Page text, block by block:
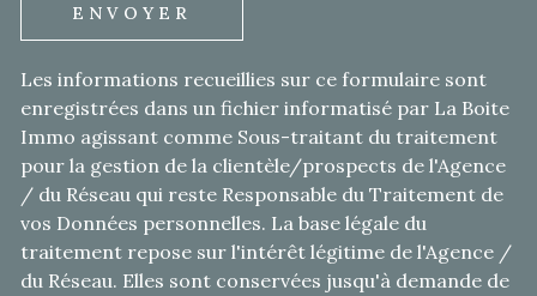
ENVOYER
Les informations recueillies sur ce formulaire sont
enregistrées dans un fichier informatisé par La Boite
Immo agissant comme Sous-traitant du traitement
pour la gestion de la clientèle/prospects de l'Agence
/ du Réseau qui reste Responsable du Traitement de
vos Données personnelles. La base légale du
traitement repose sur l'intérêt légitime de l'Agence /
du Réseau. Elles sont conservées jusqu'à demande de